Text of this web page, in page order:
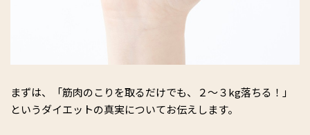
まずは、「筋肉のこりを取るだけでも、２～３kg落ちる！」
というダイエットの真実についてお伝えします。